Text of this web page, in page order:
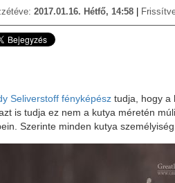
2017.01.16. Hétfő, 14:58
Seliverstoff fényképész tudja, hogy a
is tudja ez nem a kutya méretén
Szerinte minden kutya